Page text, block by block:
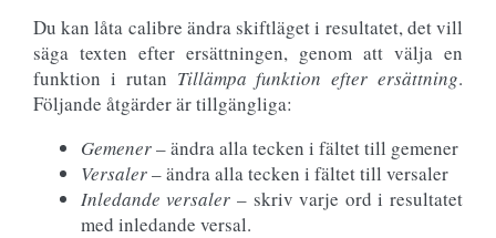
Du kan låta calibre ändra skiftläget i resultatet, det vill
säga texten efter ersättningen, genom att välja en
funktion i rutan Tillämpa funktion efter ersättning.
Följande åtgärder är tillgängliga:
Gemener– ändra alla tecken i fältet till gemener
Versaler– ändra alla tecken i fältet till versaler
Inledande versaler – skriv varje ord i resultatet
med inledande versal.